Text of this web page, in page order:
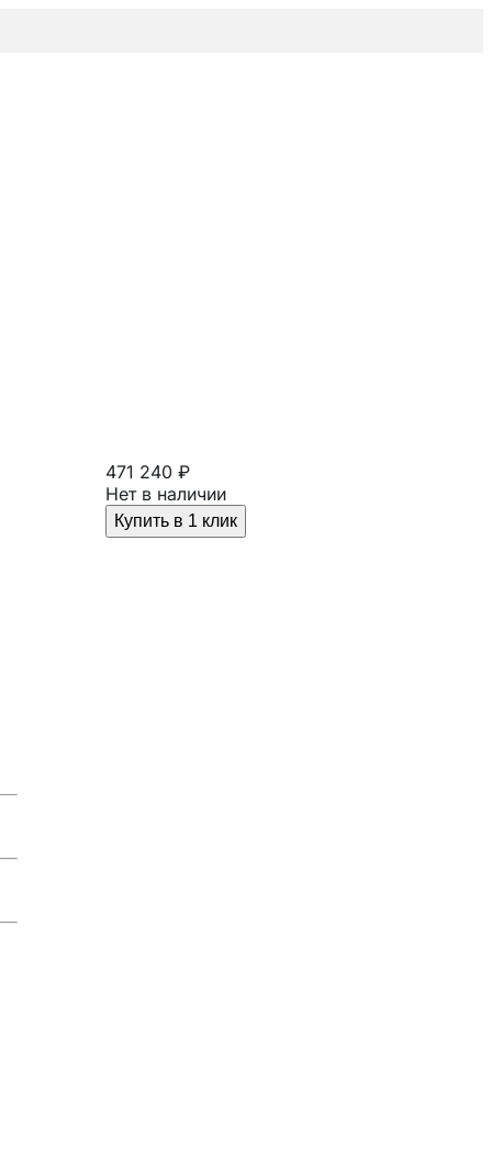
471 240 ₽
Нет в наличии
Купить в 1 клик